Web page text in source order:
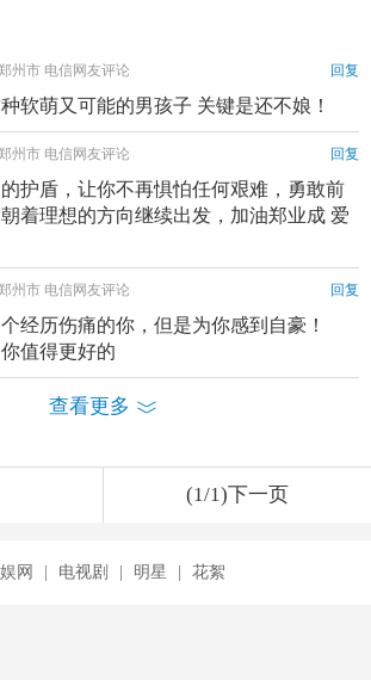
州市 电信网友评论 回复
软萌又可能的男孩子 关键是还不娘！
州市 电信网友评论 回复
护盾，让你不再惧怕任何艰难，勇敢前
着理想的方向继续出发，加油郑业成 爱
州市 电信网友评论 回复
经历伤痛的你，但是为你感到自豪！
值得更好的
查看更多
(1/1)下一页
网 | 电视剧 | 明星 | 花絮